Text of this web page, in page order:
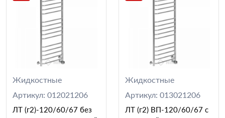
Жидкостные
Артикул: 012021206
ЛТ (г2)-120/60/67 без
Жидкостные
Артикул: 013021206
ЛТ (г2) ВП-120/60/67 с